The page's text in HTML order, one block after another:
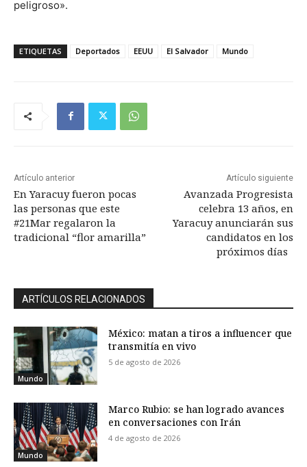
peligroso».
ETIQUETAS Deportados EEUU El Salvador Mundo
Artículo anterior
En Yaracuy fueron pocas
las personas que este
#21Mar regalaron la
tradicional “flor amarilla”
Artículo siguiente
Avanzada Progresista
celebra 13 años, en
Yaracuy anunciarán sus
candidatos en los
próximos días
ARTÍCULOS RELACIONADOS
Mundo
México: matan a tiros a influencer que
transmitía en vivo
5 de agosto de 2026
Mundo
Marco Rubio: se han logrado avances
en conversaciones con Irán
4 de agosto de 2026